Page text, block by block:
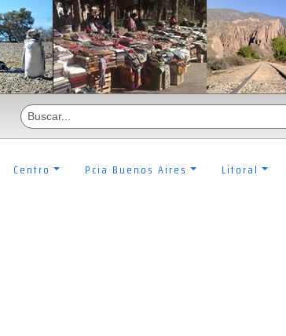
Centro Pcia Buenos Aires Litoral